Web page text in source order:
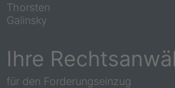
Ihre
für den Forderungseinzug
Thorsten
Galinsky